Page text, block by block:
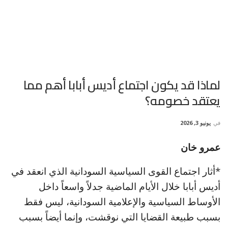
لماذا قد يكون اجتماع أديس أبابا أهم مما
يعتقد خصومه؟
في يونيو 3, 2026
عمرو خان
*أثار اجتماع القوى السياسية السودانية الذي انعقد في
أديس أبابا خلال الأيام الماضية جدلاً واسعاً داخل
الأوساط السياسية والإعلامية السودانية، ليس فقط
بسبب طبيعة القضايا التي نوقشت، وإنما أيضاً بسبب